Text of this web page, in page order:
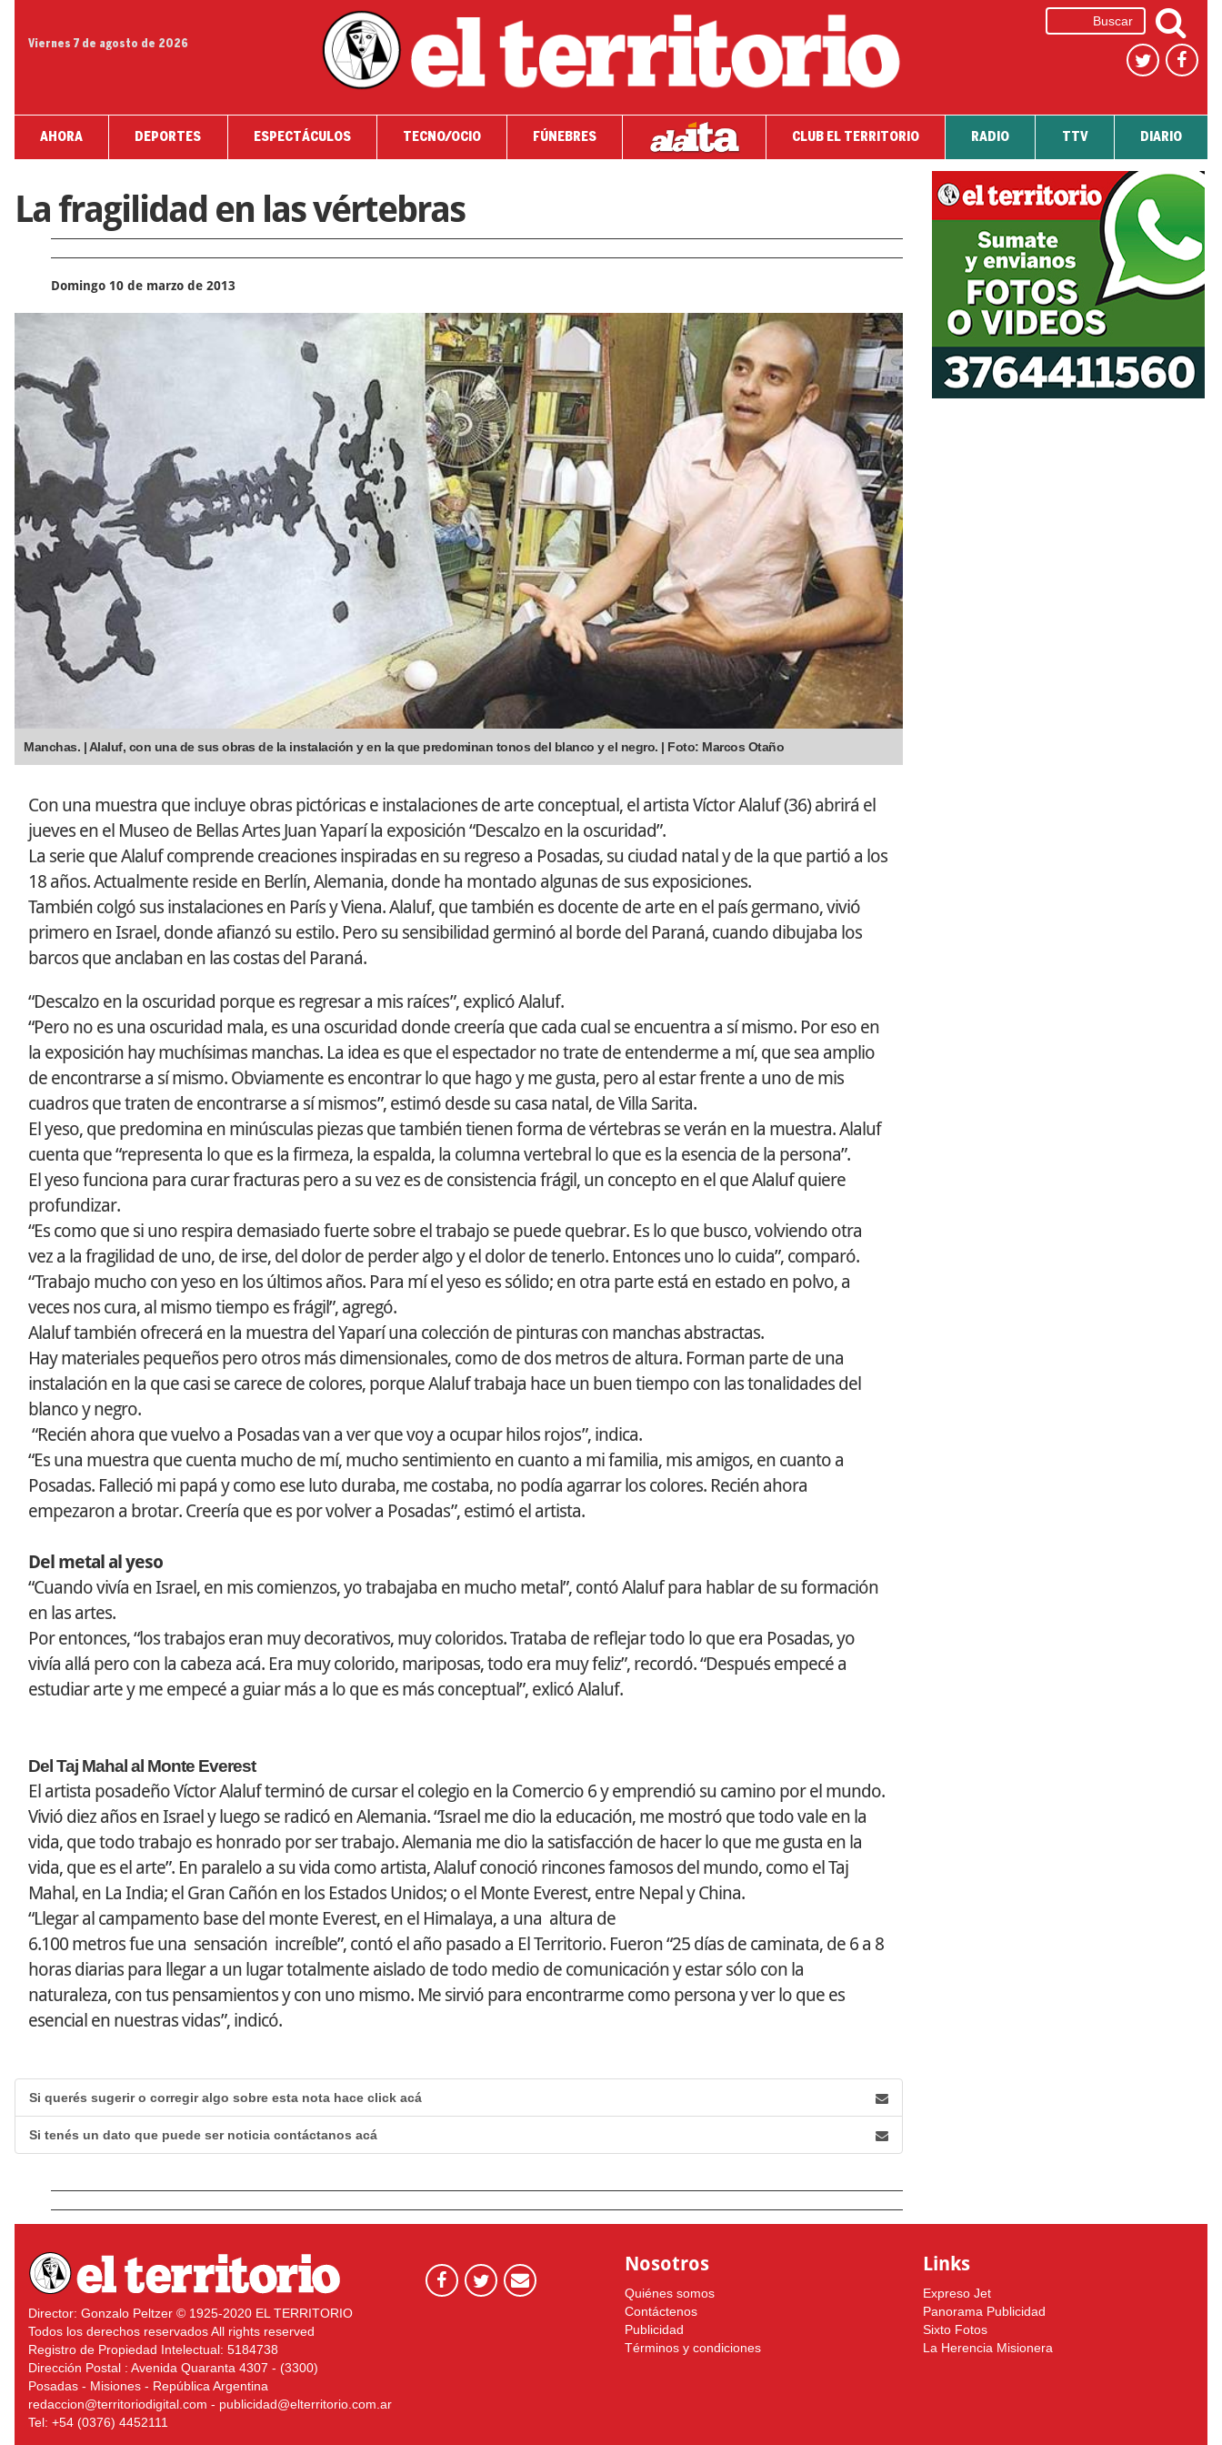
Viernes 7 de agosto de 2026
AHORA DEPORTES ESPECTÁCULOS TECNO/OCIO FÚNEBRES CLUB EL TERRITORIO RADIO TTV DIARIO
La fragilidad en las vértebras
Domingo 10 de marzo de 2013
Manchas. | Alaluf, con una de sus obras de la instalación y en la que predominan tonos del blanco y el negro. | Foto: Marcos Otaño
Con una muestra que incluye obras pictóricas e instalaciones de arte conceptual, el artista Víctor Alaluf (36) abrirá el
jueves en el Museo de Bellas Artes Juan Yaparí la exposición “Descalzo en la oscuridad”.
La serie que Alaluf comprende creaciones inspiradas en su regreso a Posadas, su ciudad natal y de la que partió a los
18 años. Actualmente reside en Berlín, Alemania, donde ha montado algunas de sus exposiciones.
También colgó sus instalaciones en París y Viena. Alaluf, que también es docente de arte en el país germano, vivió
primero en Israel, donde afianzó su estilo. Pero su sensibilidad germinó al borde del Paraná, cuando dibujaba los
barcos que anclaban en las costas del Paraná.
“Descalzo en la oscuridad porque es regresar a mis raíces”, explicó Alaluf.
“Pero no es una oscuridad mala, es una oscuridad donde creería que cada cual se encuentra a sí mismo. Por eso en
la exposición hay muchísimas manchas. La idea es que el espectador no trate de entenderme a mí, que sea amplio
de encontrarse a sí mismo. Obviamente es encontrar lo que hago y me gusta, pero al estar frente a uno de mis
cuadros que traten de encontrarse a sí mismos”, estimó desde su casa natal, de Villa Sarita.
El yeso, que predomina en minúsculas piezas que también tienen forma de vértebras se verán en la muestra. Alaluf
cuenta que “representa lo que es la firmeza, la espalda, la columna vertebral lo que es la esencia de la persona”.
El yeso funciona para curar fracturas pero a su vez es de consistencia frágil, un concepto en el que Alaluf quiere
profundizar.
“Es como que si uno respira demasiado fuerte sobre el trabajo se puede quebrar. Es lo que busco, volviendo otra
vez a la fragilidad de uno, de irse, del dolor de perder algo y el dolor de tenerlo. Entonces uno lo cuida”, comparó.
“Trabajo mucho con yeso en los últimos años. Para mí el yeso es sólido; en otra parte está en estado en polvo, a
veces nos cura, al mismo tiempo es frágil”, agregó.
Alaluf también ofrecerá en la muestra del Yaparí una colección de pinturas con manchas abstractas.
Hay materiales pequeños pero otros más dimensionales, como de dos metros de altura. Forman parte de una
instalación en la que casi se carece de colores, porque Alaluf trabaja hace un buen tiempo con las tonalidades del
blanco y negro.
“Recién ahora que vuelvo a Posadas van a ver que voy a ocupar hilos rojos”, indica.
“Es una muestra que cuenta mucho de mí, mucho sentimiento en cuanto a mi familia, mis amigos, en cuanto a
Posadas. Falleció mi papá y como ese luto duraba, me costaba, no podía agarrar los colores. Recién ahora
empezaron a brotar. Creería que es por volver a Posadas”, estimó el artista.
Del metal al yeso
“Cuando vivía en Israel, en mis comienzos, yo trabajaba en mucho metal”, contó Alaluf para hablar de su formación
en las artes.
Por entonces, “los trabajos eran muy decorativos, muy coloridos. Trataba de reflejar todo lo que era Posadas, yo
vivía allá pero con la cabeza acá. Era muy colorido, mariposas, todo era muy feliz”, recordó. “Después empecé a
estudiar arte y me empecé a guiar más a lo que es más conceptual”, exlicó Alaluf.
Del Taj Mahal al Monte Everest
El artista posadeño Víctor Alaluf terminó de cursar el colegio en la Comercio 6 y emprendió su camino por el mundo.
Vivió diez años en Israel y luego se radicó en Alemania. “Israel me dio la educación, me mostró que todo vale en la
vida, que todo trabajo es honrado por ser trabajo. Alemania me dio la satisfacción de hacer lo que me gusta en la
vida, que es el arte”. En paralelo a su vida como artista, Alaluf conoció rincones famosos del mundo, como el Taj
Mahal, en La India; el Gran Cañón en los Estados Unidos; o el Monte Everest, entre Nepal y China.
“Llegar al campamento base del monte Everest, en el Himalaya, a una altura de
6.100 metros fue una sensación increíble”, contó el año pasado a El Territorio. Fueron “25 días de caminata, de 6 a 8
horas diarias para llegar a un lugar totalmente aislado de todo medio de comunicación y estar sólo con la
naturaleza, con tus pensamientos y con uno mismo. Me sirvió para encontrarme como persona y ver lo que es
esencial en nuestras vidas”, indicó.
Si querés sugerir o corregir algo sobre esta nota hace click acá
Si tenés un dato que puede ser noticia contáctanos acá
Director: Gonzalo Peltzer © 1925-2020 EL TERRITORIO
Todos los derechos reservados All rights reserved
Registro de Propiedad Intelectual: 5184738
Dirección Postal : Avenida Quaranta 4307 - (3300)
Posadas - Misiones - República Argentina
redaccion@territoriodigital.com - publicidad@elterritorio.com.ar
Tel: +54 (0376) 4452111
Nosotros
Quiénes somos
Contáctenos
Publicidad
Términos y condiciones
Links
Expreso Jet
Panorama Publicidad
Sixto Fotos
La Herencia Misionera